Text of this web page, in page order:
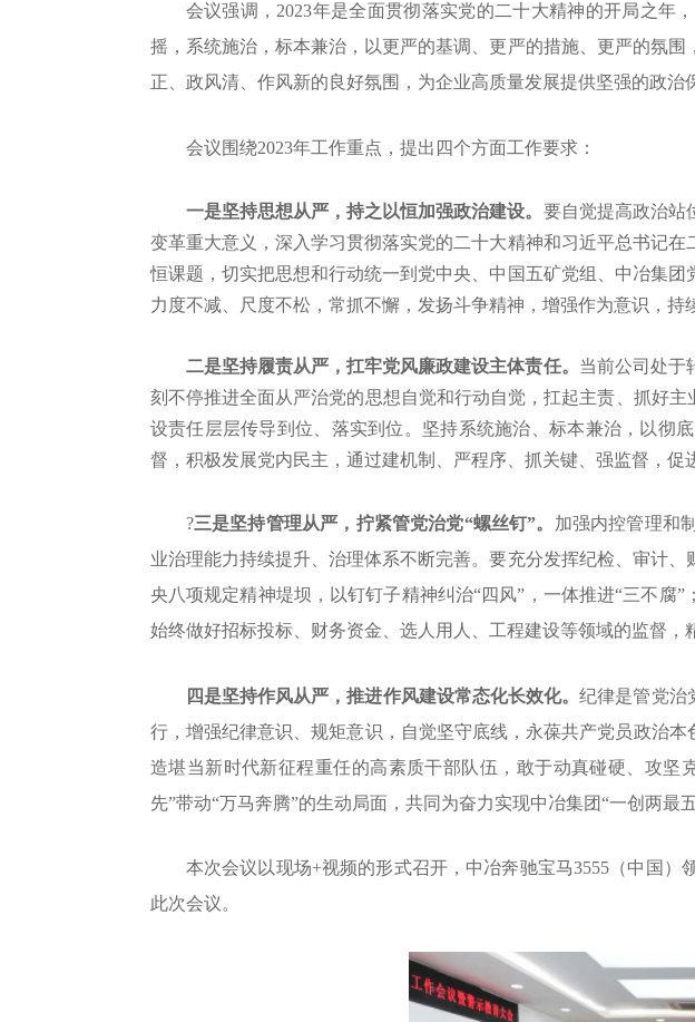
会议强调， 2023年是全面贯彻落实党的二十大精神的开局之年
摇，系统施治，标本兼治，以更严的基调、更严的措施、更严的氛
正、政风清、作风新的良好氛围，为企业高质量发展提供坚强的政治
会议围绕2023年工作重点，提出四个方面工作要求：
一是坚持思想从严，持之以恒加强政治建设。 要自觉提高政治站
变革重大意义，深入学习贯彻落实党的二十大精神和习近平总书记
恒课题，切实把思想和行动统一到党中央、中国五矿党组、中冶集
力度不减、尺度不松，常抓不懈， 发扬斗争精神，增强作为意识，持
二是坚持履责从严，扛牢党风廉政建设主体责任。 当前公司处于
刻不停推进全面从严治党的思想自觉和行动自觉，扛起主责、抓好主
设责任层层传导到位、落实到位。 坚持系统施治、标本兼治，以彻
督，积极发展党内民主，通过建机制、严程序、抓关键、强监督，
?三是坚持管理从严，拧紧管党治党“螺丝钉”。 加强内控管理和
业治理能力持续提升、治理体系不断完善。要充分发挥纪检、审计
央八项规定精神堤坝，以钉钉子精神纠治“四风”，一体推进“三不腐”
始终做好招标投标、财务资金、选人用人、工程建设等领域的监督，
四是坚持作风从严，推进作风建设常态化长效化。纪律是管党治
行，增强纪律意识、规矩意识，自觉坚守底线，永葆共产党员政治本
造堪当新时代新征程重任的高素质干部队伍，敢于动真碰硬、攻坚
先”带动“万马奔腾”的生动局面，共同为奋力实现中冶集团“一创两最
本次会议以现场+视频的形式召开，中冶奔驰宝马3555（中国
此次会议。